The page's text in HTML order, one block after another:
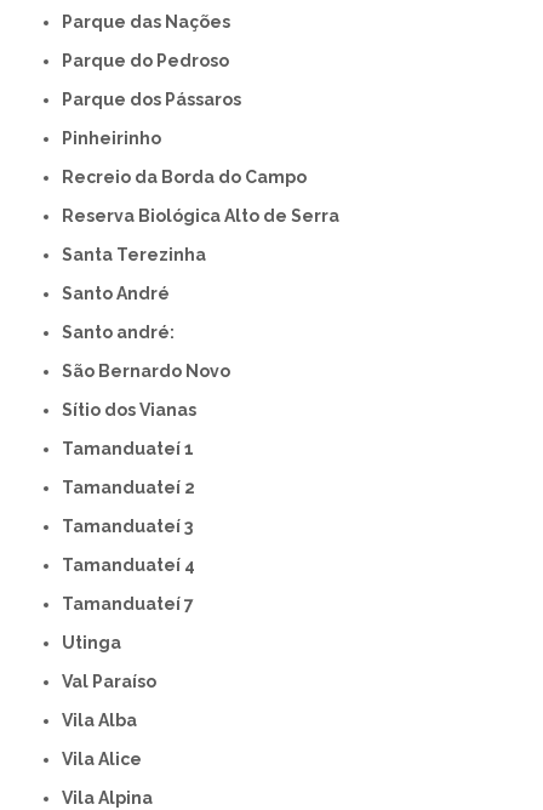
Parque das Nações
Parque do Pedroso
Parque dos Pássaros
Pinheirinho
Recreio da Borda do Campo
Reserva Biológica Alto de Serra
Santa Terezinha
Santo André
Santo andré:
São Bernardo Novo
Sítio dos Vianas
Tamanduateí 1
Tamanduateí 2
Tamanduateí 3
Tamanduateí 4
Tamanduateí 7
Utinga
Val Paraíso
Vila Alba
Vila Alice
Vila Alpina